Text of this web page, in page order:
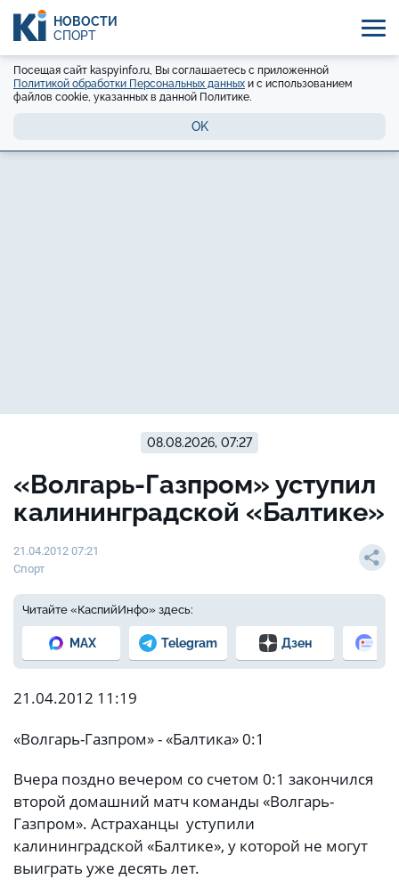
НОВОСТИ
СПОРТ
Посещая сайт kaspyinfo.ru, Вы соглашаетесь с приложенной
Политикой обработки Персональных данных и с использованием
файлов cookie, указанных в данной Политике.
OK
08.08.2026, 07:27
«Волгарь-Газпром» уступил
калининградской «Балтике»
21.04.2012 07:21
Спорт
Читайте «КаспийИнфо» здесь:
MAX Telegram Дзен
21.04.2012 11:19
«Волгарь-Газпром» - «Балтика» 0:1
Вчера поздно вечером со счетом 0:1 закончился
второй домашний матч команды «Волгарь-
Газпром». Астраханцы уступили
калининградской «Балтике», у которой не могут
выиграть уже десять лет.